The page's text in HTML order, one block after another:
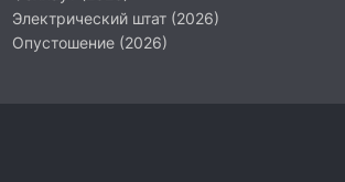
Электрический штат (2026)
Опустошение (2026)